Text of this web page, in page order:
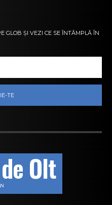
GLOB ȘI VEZI CE SE ÎNTÂMPLĂ ÎN
TE
Olt